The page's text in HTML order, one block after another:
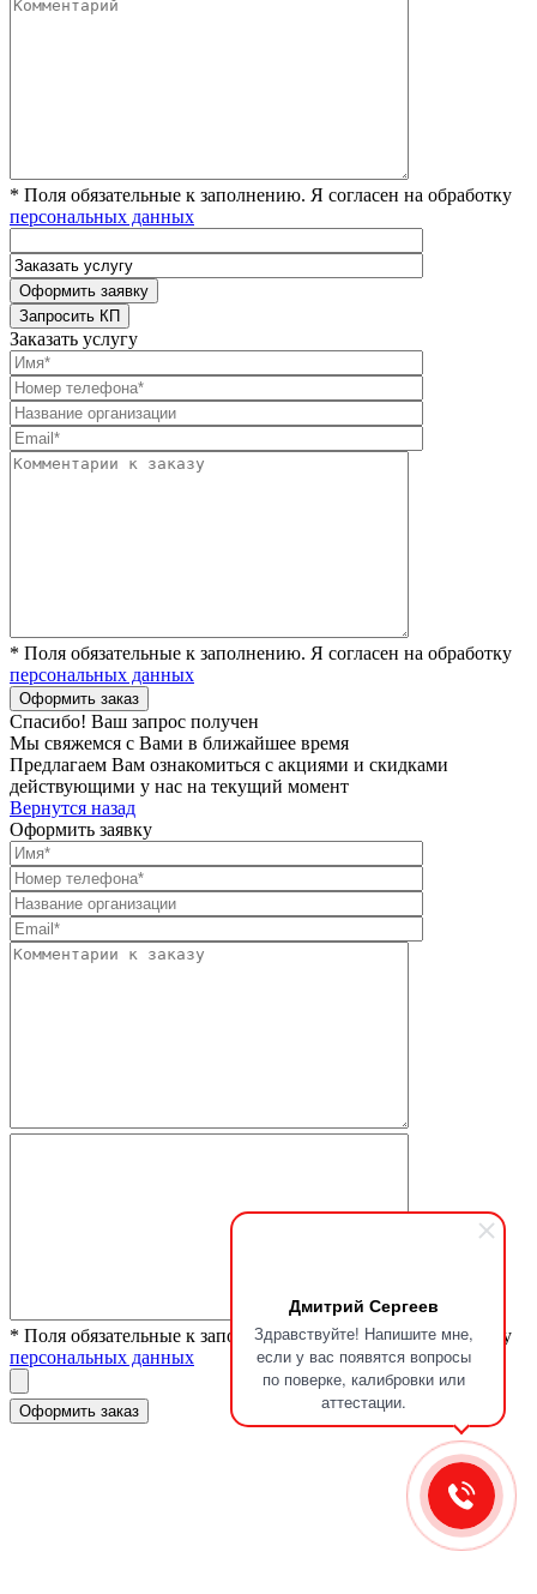
Дмитрий Сергеев
Здравствуйте! Напишите мне,
если у вас появятся вопросы
по поверке, калибровки или
аттестации.
* Поля обязательные к заполнению. Я согласен на обработку
персональных данных
Заказать услугу
* Поля обязательные к заполнению. Я согласен на обработку
персональных данных
Спасибо! Ваш запрос получен
Мы свяжемся с Вами в ближайшее время
Предлагаем Вам ознакомиться с акциями и скидками
действующими у нас на текущий момент
Вернутся назад
Оформить заявку
* Поля обязательные к заполнению. Я согласен на обработку
персональных данных